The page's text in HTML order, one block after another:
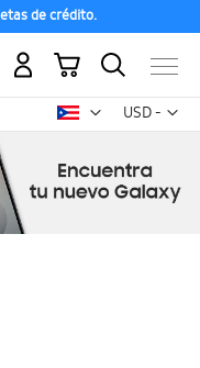
de crédito.
USD -
dólar
Mi carrito